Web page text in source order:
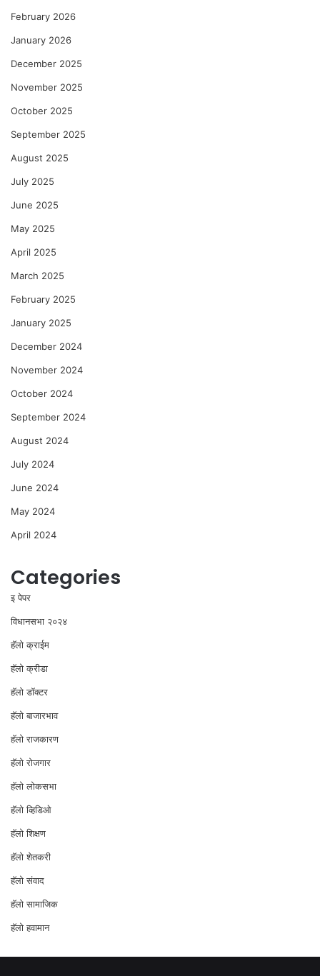
February 2026
January 2026
December 2025
November 2025
October 2025
September 2025
August 2025
July 2025
June 2025
May 2025
April 2025
March 2025
February 2025
January 2025
December 2024
November 2024
October 2024
September 2024
August 2024
July 2024
June 2024
May 2024
April 2024
Categories
इ पेपर
विधानसभा २०२४
⁠हॅलो क्राईम
हॅलो क्रीडा
हॅलो डॉक्टर
हॅलो बाजारभाव
हॅलो राजकारण
⁠हॅलो रोजगार
हॅलो लोकसभा
⁠हॅलो व्हिडिओ
हॅलो शिक्षण
⁠हॅलो शेतकरी
⁠हॅलो संवाद
हॅलो सामाजिक
हॅलो हवामान